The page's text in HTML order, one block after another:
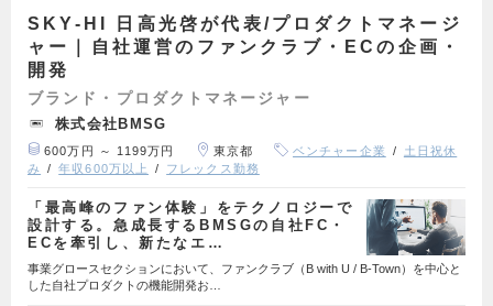
SKY-HI 日高光啓が代表/プロダクトマネージ
ャー｜自社運営のファンクラブ・ECの企画・
開発
ブランド・プロダクトマネージャー
株式会社BMSG
600万円 ～ 1199万円 東京都 ベンチャー企業
土日祝休
み
年収600万以上 フレックス勤務
「最高峰のファン体験」をテクノロジーで
設計する。急成長するBMSGの自社FC・
ECを牽引し、新たなエ…
事業グロースセクションにおいて、ファンクラブ（B with U / B-Town）を中心と
した自社プロダクトの機能開発お…